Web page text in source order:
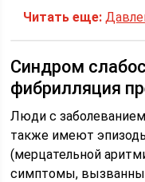
Читать еще:
Синдром
фибрилляция
Люди с
также имеют
(мерцательной
симптомы,